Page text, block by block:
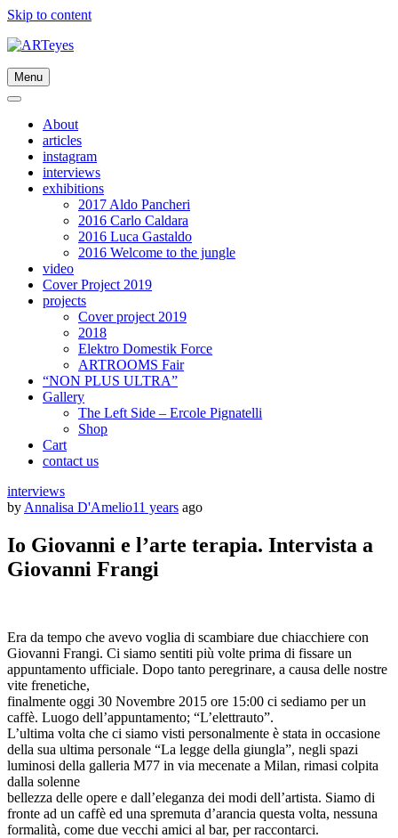
Skip to content
Menu
About
articles
instagram
interviews
exhibitions
2017 Aldo Pancheri
2016 Carlo Caldara
2016 Luca Gastaldo
2016 Welcome to the jungle
video
Cover Project 2019
projects
Cover project 2019
2018
Elektro Domestik Force
ARTROOMS Fair
“NON PLUS ULTRA”
Gallery
The Left Side – Ercole Pignatelli
Shop
Cart
contact us
interviews
by Annalisa D'Amelio11 years ago
Io Giovanni e l’arte terapia. Intervista a
Giovanni Frangi
Era da tempo che avevo voglia di scambiare due chiacchiere con
Giovanni Frangi. Ci siamo sentiti più volte prima di fissare un
appuntamento ufficiale. Dopo tanto peregrinare, a causa delle nostre
vite frenetiche,
finalmente oggi 30 Novembre 2015 ore 15:00 ci sediamo per un
caffè. Luogo dell’appuntamento; “L’elettrauto”.
L’ultima volta che ci siamo visti personalmente è stata in occasione
della sua ultima personale “La legge della giungla”, negli spazi
luminosi della galleria M77 in via mecenate a Milan, rimasi colpita
dalla solenne
bellezza delle opere e dall’eleganza dei modi dell’artista. Siamo di
fronte ad un caffè ed una spremuta d’arancia questa volta, nessuna
formalità, come due vecchi amici al bar, per raccontarci.